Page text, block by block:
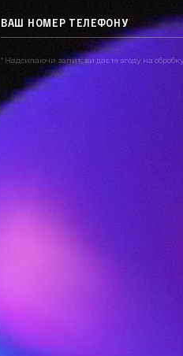
* Надсилаючи запит, ви даєте згоду на